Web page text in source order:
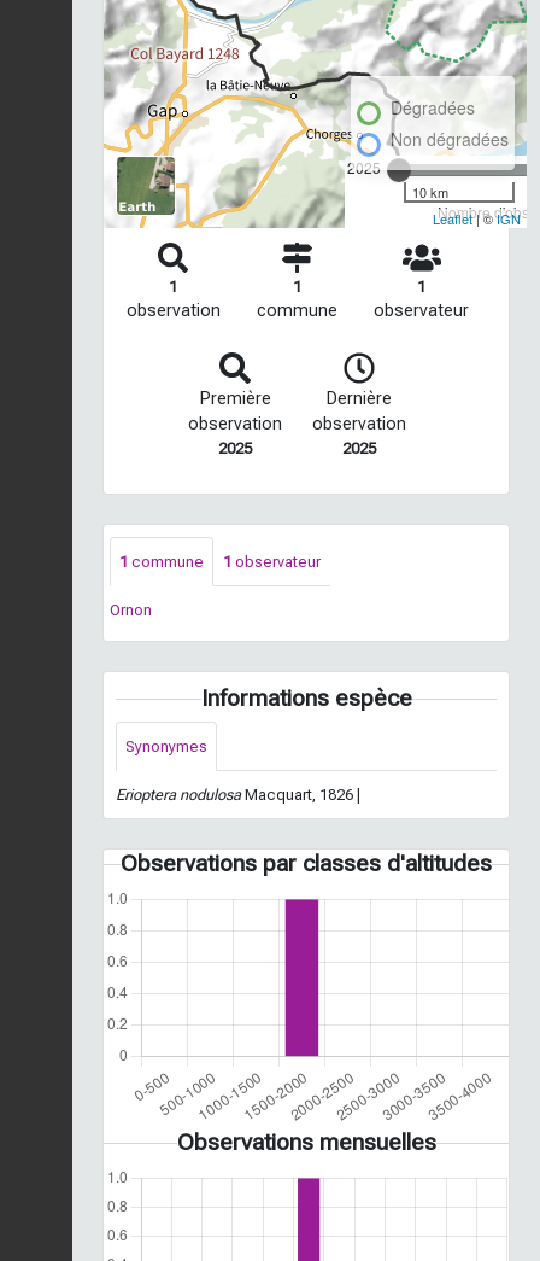
2025
Nombre
Dégradées
Non dégradées
10 km
Leaflet| ©IGN
1
observation
1
commune
1
observateur
Première
observation
2025
Dernière
observation
2025
1 commune 1 observateur
Ornon
Informations espèce
Synonymes
Erioptera nodulosaMacquart, 1826 |
Observations par classes d'altitudes
Observations mensuelles